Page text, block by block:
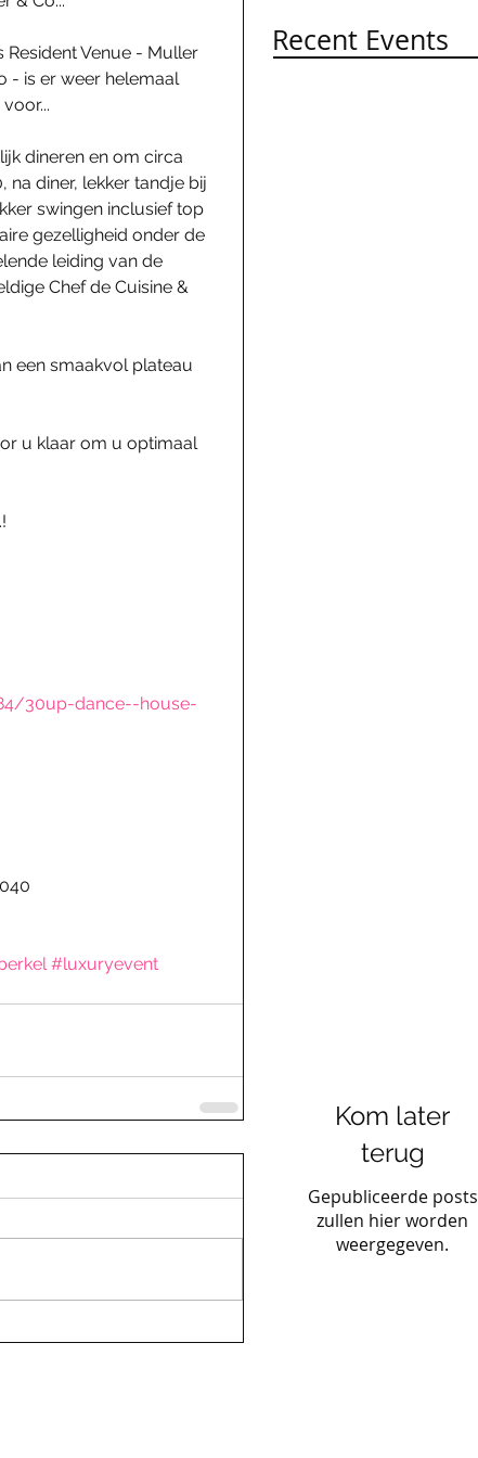
Kom later
terug
Gepubliceerde posts
zullen hier worden
weergegeven.
Recent Events
Resident Venue - Muller
- is er weer helemaal
dineren en om circa
na diner, lekker tandje bij
swingen inclusief top
gezelligheid onder de
leiding van de
Chef de Cuisine &
een smaakvol plateau
u klaar om u optimaal
30up-dance--house-
#luxuryevent